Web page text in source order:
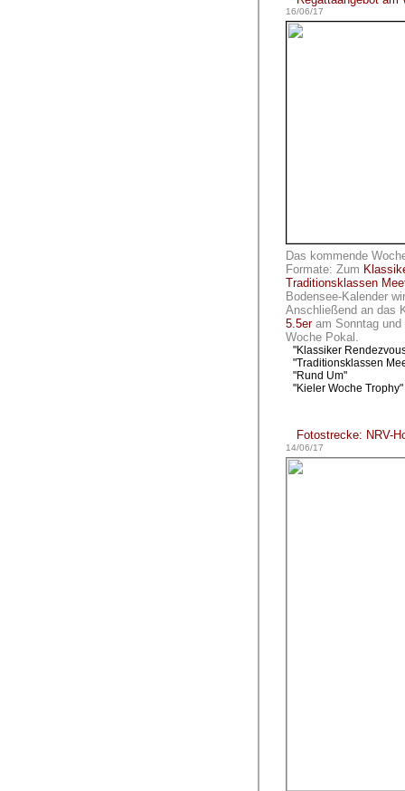
16/06/17
Das kommende
Formate: Zum
Traditionsklassen
Bodensee-Kalender
Anschließend an das
5.5eram Sonntag und
Woche Pokal.
"Klassiker
"Traditionsklassen
"Rund Um"
"Kieler Woche
Fotostrecke: NRV-
14/06/17